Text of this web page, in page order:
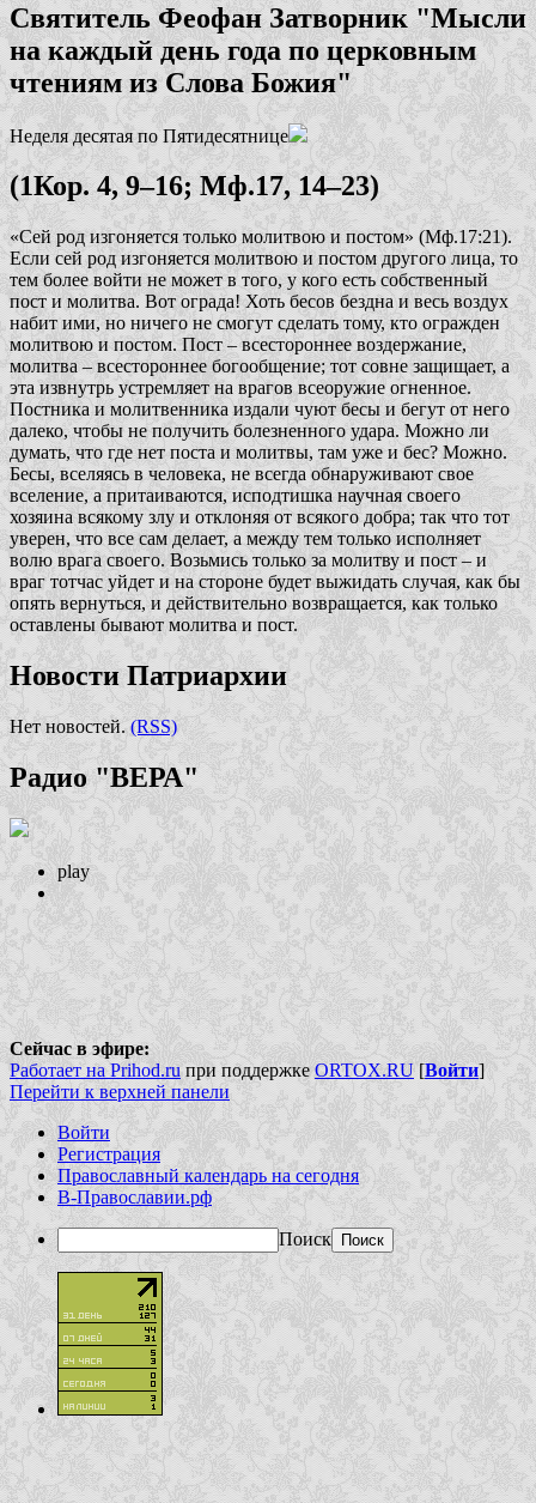
Святитель Феофан Затворник "Мысли
на каждый день года по церковным
чтениям из Слова Божия"
Неделя десятая по Пятидесятнице
(1Кор. 4, 9–16; Мф.17, 14–23)
«Сей род изгоняется только молитвою и постом» (Мф.17:21).
Если сей род изгоняется молитвою и постом другого лица, то
тем более войти не может в того, у кого есть собственный
пост и молитва. Вот ограда! Хоть бесов бездна и весь воздух
набит ими, но ничего не смогут сделать тому, кто огражден
молитвою и постом. Пост – всестороннее воздержание,
молитва – всестороннее богообщение; тот совне защищает, а
эта извнутрь устремляет на врагов всеоружие огненное.
Постника и молитвенника издали чуют бесы и бегут от него
далеко, чтобы не получить болезненного удара. Можно ли
думать, что где нет поста и молитвы, там уже и бес? Можно.
Бесы, вселяясь в человека, не всегда обнаруживают свое
вселение, а притаиваются, исподтишка научная своего
хозяина всякому злу и отклоняя от всякого добра; так что тот
уверен, что все сам делает, а между тем только исполняет
волю врага своего. Возьмись только за молитву и пост – и
враг тотчас уйдет и на стороне будет выжидать случая, как бы
опять вернуться, и действительно возвращается, как только
оставлены бывают молитва и пост.
Новости Патриархии
Нет новостей.(RSS)
Радио "ВЕРА"
play
Сейчас в эфире:
Работает на Prihod.ruпри поддержке ORTOX.RU[Войти]
Перейти к верхней панели
Войти
Регистрация
Православный календарь на сегодня
В-Православии.рф
Поиск